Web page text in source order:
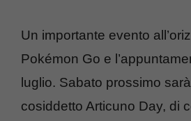
Un importante evento
Pokémon Go e
luglio. Sabato prossimo
cosiddetto Articuno Day, di